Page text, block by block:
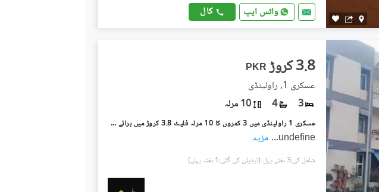
واٹس ایپ کال
PKR 3.8 کروڑ
عسکری 1, راولپنڈی
3
4 10 مرلہ
عسکری 1 راولپنڈی میں 3 کمروں کا 10 مرلہ فلیٹ 3.8 کروڑ میں برائے فروخت۔
undefine
... مزید
شامل کی:3 ہفتے پہل (تبدیلی کی گئی:1 ہفتہ پہلے)